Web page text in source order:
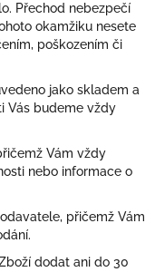
Přechod nebezpečí
okamžiku nesete
poškozením či
jako skladem a
Vás budeme vždy
Vám vždy
nebo informace o
přičemž Vám
dodat ani do 30